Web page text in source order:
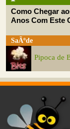
Como Chegar
Anos Com Este
SaÃºde
Pipoca de